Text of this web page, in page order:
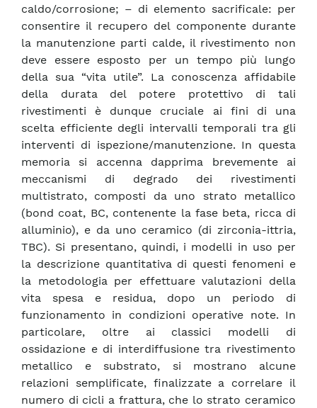
caldo/corrosione; – di elemento sacrificale: per
consentire il recupero del componente durante
la manutenzione parti calde, il rivestimento non
deve essere esposto per un tempo più lungo
della sua “vita utile”. La conoscenza affidabile
della durata del potere protettivo di tali
rivestimenti è dunque cruciale ai fini di una
scelta efficiente degli intervalli temporali tra gli
interventi di ispezione/manutenzione. In questa
memoria si accenna dapprima brevemente ai
meccanismi di degrado dei rivestimenti
multistrato, composti da uno strato metallico
(bond coat, BC, contenente la fase beta, ricca di
alluminio), e da uno ceramico (di zirconia-ittria,
TBC). Si presentano, quindi, i modelli in uso per
la descrizione quantitativa di questi fenomeni e
la metodologia per effettuare valutazioni della
vita spesa e residua, dopo un periodo di
funzionamento in condizioni operative note. In
particolare, oltre ai classici modelli di
ossidazione e di interdiffusione tra rivestimento
metallico e substrato, si mostrano alcune
relazioni semplificate, finalizzate a correlare il
numero di cicli a frattura, che lo strato ceramico